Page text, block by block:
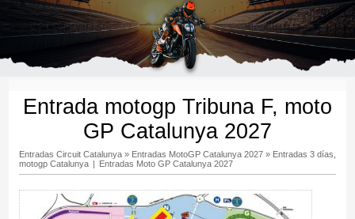
Entrada motogp Tribuna F, moto
GP Catalunya 2027
Entradas Circuit Catalunya» Entradas MotoGP Catalunya 2027» Entradas 3 días,
motogp Catalunya | Entradas Moto GP Catalunya 2027